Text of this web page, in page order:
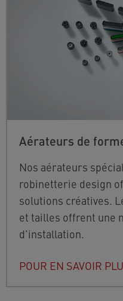
Aérateurs de
Nos aérateurs
robinetterie design
solutions créatives.
et tailles offrent une
d’installation.
POUR EN SAVOIR